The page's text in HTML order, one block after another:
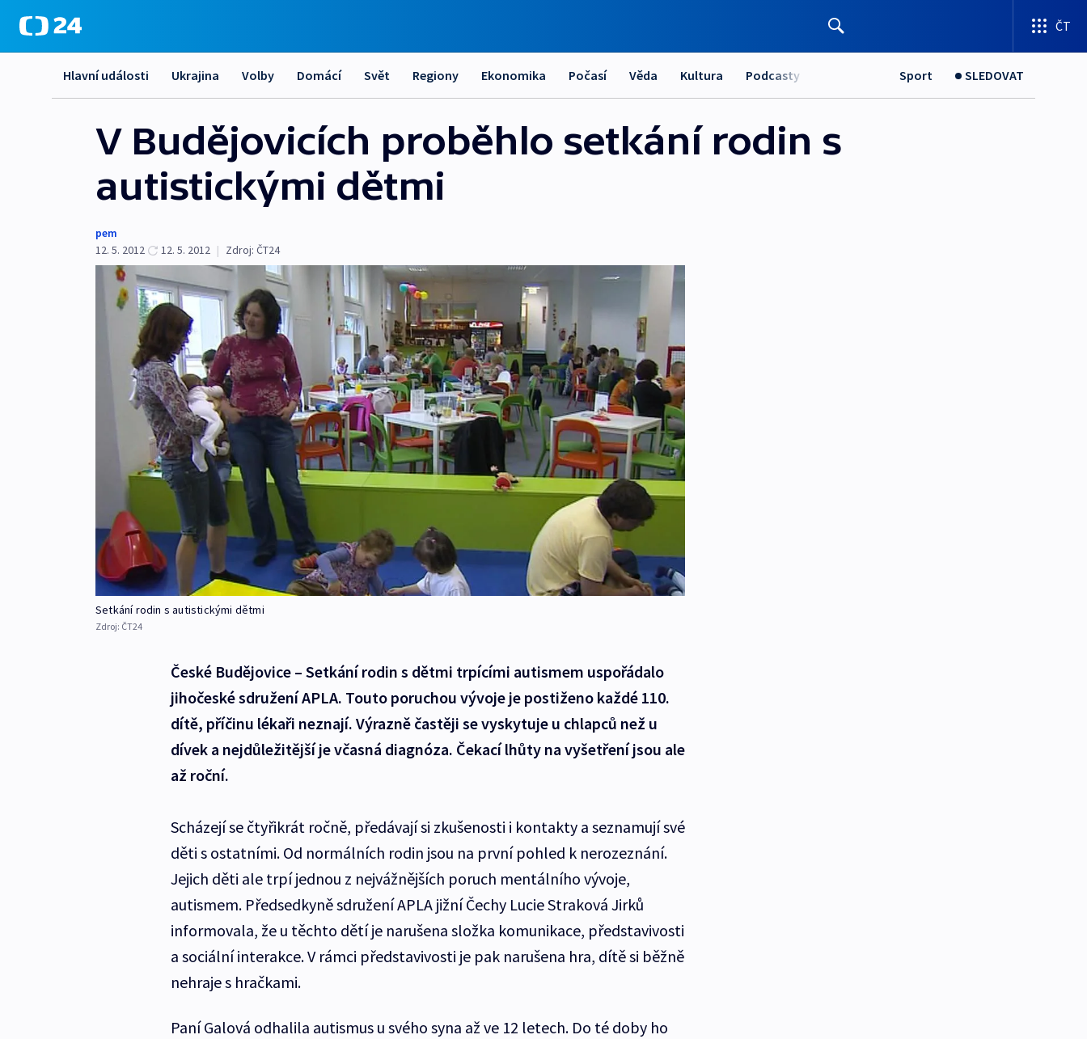
ČT
Hlavní události Ukrajina Volby Domácí Svět Regiony Ekonomika Počasí Věda Kultura Podcasty Sport SLEDOVAT
V Budějovicích proběhlo setkání rodin s
autistickými dětmi
pem
12. 5. 2012
12. 5. 2012 | Zdroj: ČT24
Setkání rodin s autistickými dětmi
Zdroj: ČT24
České Budějovice – Setkání rodin s dětmi trpícími autismem uspořádalo
jihočeské sdružení APLA. Touto poruchou vývoje je postiženo každé 110.
dítě, příčinu lékaři neznají. Výrazně častěji se vyskytuje u chlapců než u
dívek a nejdůležitější je včasná diagnóza. Čekací lhůty na vyšetření jsou ale
až roční.
Scházejí se čtyřikrát ročně, předávají si zkušenosti i kontakty a seznamují své
děti s ostatními. Od normálních rodin jsou na první pohled k nerozeznání.
Jejich děti ale trpí jednou z nejvážnějších poruch mentálního vývoje,
autismem. Předsedkyně sdružení APLA jižní Čechy Lucie Straková Jirků
informovala, že u těchto dětí je narušena složka komunikace, představivosti
a sociální interakce. V rámci představivosti je pak narušena hra, dítě si běžně
nehraje s hračkami.
Paní Galová odhalila autismus u svého syna až ve 12 letech. Do té doby ho